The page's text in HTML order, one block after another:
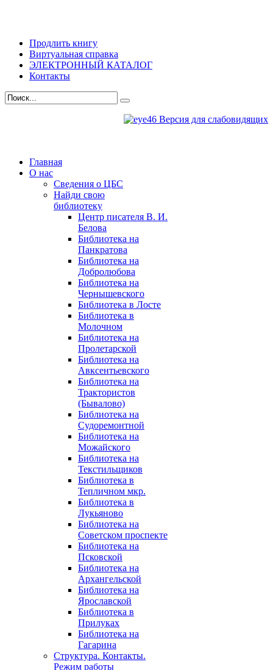
Продлить книгу
Виртуальная справка
ЭЛЕКТРОННЫЙ КАТАЛОГ
Контакты
Версия для слабовидящих
Главная
О нас
Сведения о ЦБС
Найди свою
библиотеку
Центр писателя В. И.
Белова
Библиотека на
Панкратова
Библиотека на
Добролюбова
Библиотека на
Чернышевского
Библиотека в Лосте
Библиотека в
Молочном
Библиотека на
Пролетарской
Библиотека на
Авксентьевского
Библиотека на
Трактористов
(Бывалово)
Библиотека на
Судоремонтной
Библиотека на
Можайского
Библиотека на
Текстильщиков
Библиотека в
Тепличном мкр.
Библиотека в
Лукьяново
Библиотека на
Советском проспекте
Библиотека на
Псковской
Библиотека на
Архангельской
Библиотека на
Ярославской
Библиотека в
Прилуках
Библиотека на
Гагарина
Структура. Контакты.
Режим работы